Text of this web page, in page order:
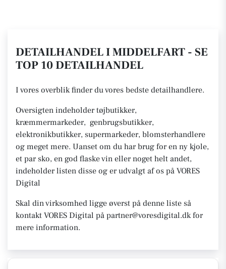
DETAILHANDEL I MIDDELFART - SE
TOP 10 DETAILHANDEL
I vores overblik finder du vores bedste detailhandlere.
Oversigten indeholder tøjbutikker,
kræmmermarkeder, genbrugsbutikker,
elektronikbutikker, supermarkeder, blomsterhandlere
og meget mere. Uanset om du har brug for en ny kjole,
et par sko, en god flaske vin eller noget helt andet,
indeholder listen disse og er udvalgt af os på VORES
Digital
Skal din virksomhed ligge øverst på denne liste så
kontakt VORES Digital på partner@voresdigital.dk for
mere information.